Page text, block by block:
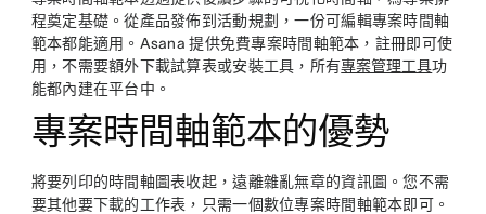
程奠定基礎。從產品發佈到活動規劃，一份可編輯專案時間軸
範本都能適用。Asana 提供免費專案時間軸範本，註冊即可使
用，不需要額外下載試算表或安裝工具，所有專案管理工具功
能都內建在平台中。
專案時間軸範本的優勢
將要列印的時間軸圖表收起，遠離雜亂無章的資訊圖。您不需
要其他要下載的工作表，只需一個數位專案時間軸範本即可。